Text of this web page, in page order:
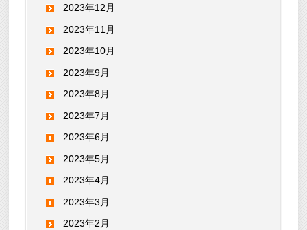
2023年12月
2023年11月
2023年10月
2023年9月
2023年8月
2023年7月
2023年6月
2023年5月
2023年4月
2023年3月
2023年2月